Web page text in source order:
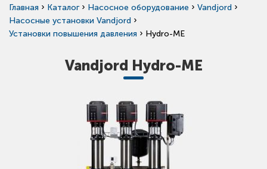
Главная › Каталог › Насосное оборудование › Vandjord ›
Насосные установки Vandjord ›
Установки повышения давления › Hydro-ME
Vandjord Hydro-ME